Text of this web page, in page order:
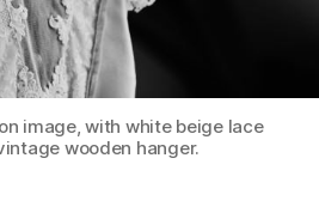
image, with white beige lace
wooden hanger.